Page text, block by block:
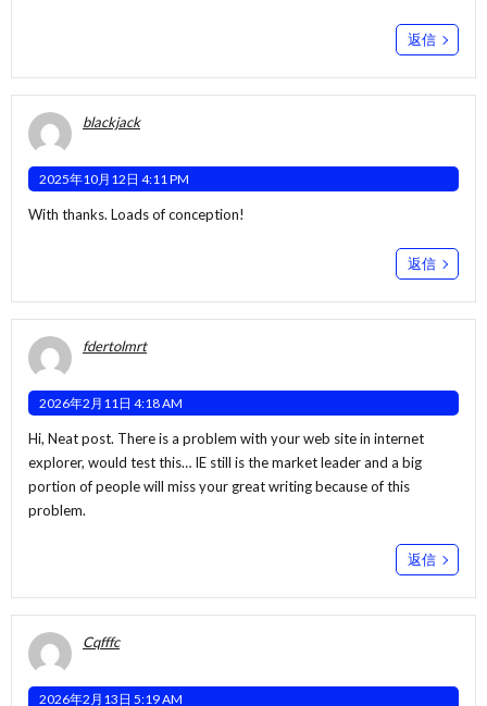
返信
blackjack
2025年10月12日 4:11 PM
With thanks. Loads of conception!
返信
fdertolmrt
2026年2月11日 4:18 AM
Hi, Neat post. There is a problem with your web site in internet
explorer, would test this… IE still is the market leader and a big
portion of people will miss your great writing because of this
problem.
返信
Cqfffc
2026年2月13日 5:19 AM